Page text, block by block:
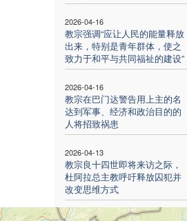
2026-04-16
教宗强调“应让人民的能量释放
出来，特别是青年群体，使之
致力于和平与共同福祉的建设”
2026-04-16
教宗在巴门达警告用上主的名
达到军事、经济和政治目的的
人将招致祸患
2026-04-13
教宗良十四世即将来访之际，
杜阿拉总主教呼吁释放囚犯并
改变思维方式